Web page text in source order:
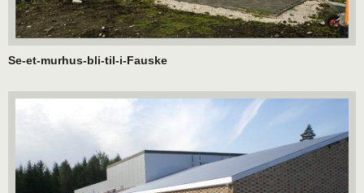
Se-et-murhus-bli-til-i-Fauske